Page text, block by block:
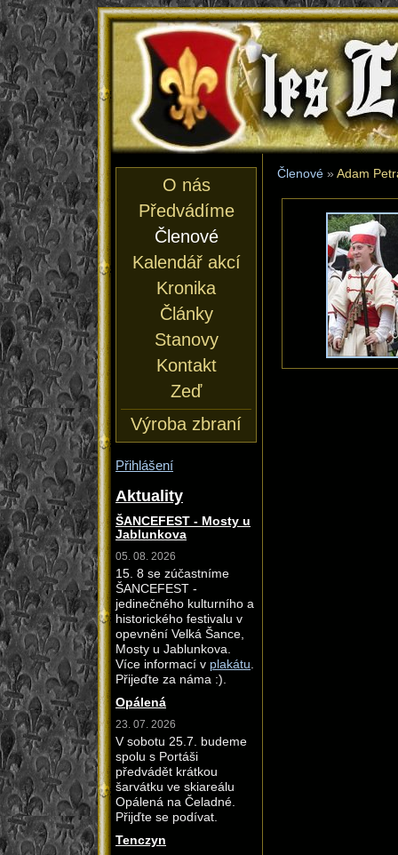
les
Členové » Adam
O nás
Předvádíme
Členové
Kalendář akcí
Kronika
Články
Stanovy
Kontakt
Zeď
Výroba zbraní
Přihlášení
Aktuality
ŠANCEFEST - Mosty u
Jablunkova
05. 08. 2026
15. 8 se zúčastníme
ŠANCEFEST -
jedinečného kulturního a
historického festivalu v
opevnění Velká Šance,
Mosty u Jablunkova.
Více informací v plakátu.
Přijeďte za náma :).
Opálená
23. 07. 2026
V sobotu 25.7. budeme
spolu s Portáši
předvádět krátkou
šarvátku ve skiareálu
Opálená na Čeladné.
Přijďte se podívat.
Tenczyn